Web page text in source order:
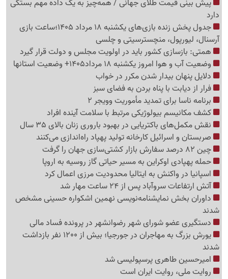
پیش بینی قیمت طلای جهانی / همه‌چیز به یک داده مهم بستگی
دارد
جدول پخش زنده بازی‌های یکشنبه 18 مرداد 1405؛ساعت بازی
آرسنال، لیورپول، منچسترسیتی و چلسی
همتی: بازسازی کشور باید در اولویت مجلس و دولت قرار گیرد
وضعیت آب و هوا امروز یکشنبه 18 مرداد1405+ وضعیت استانها
دلایل پنهان بیدار شدن مکرر در خواب
فرار از دیابت با پناه بردن به فضای سبز
برنامه ناسا برای تمدید مأموریت وویجر 2
کشف مکانیسم بیولوژیکی مرتبط با سلامت آینده افراد
نقش مکمل‌های باکتریایی در بهبود باروری زنان بالای 35 سال
صربستان و اسرائیل کارخانه تولید پهپاد راه‌اندازی می‌کنند
چین 82 درصد سفارش بازار کشتی‌سازی جهان را گرفت
حمله پهپادی اوکراین به مسیر حیاتی گاز روسیه به اروپا
اسپانیا در واکنش به ایتالیا محدودیت مرزی اعمال کرد
آتش ارتفاعات سروآباد پس از 24 ساعت مهار شد
داوران بخش نمایشنامه‌نویسی نهمین اشکواره حسینی مشخص
شدند
دستگیری عضو شورای شهر رضوانشهر در پرونده فساد مالی
یورش بزرگ به مهاجران در جورجیا؛ بیش از 1200 نفر بازداشت
شدند
امیرحسین طاهری پرسپولیسی شد
روایت ملی، روایت ایران است